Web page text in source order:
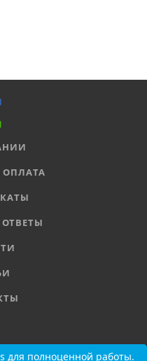
ОПЛАТА
11-78
для полноценной работы.
для полноценной работы.